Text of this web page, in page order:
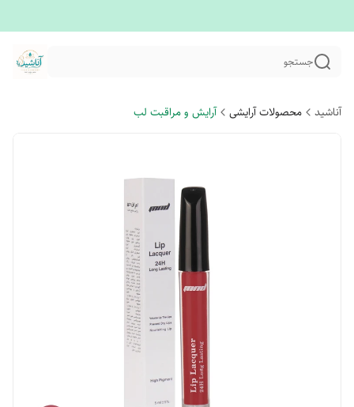
جستجو
آناشید محصولات آرایشی آرایش و مراقبت لب